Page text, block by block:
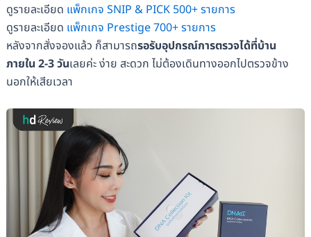
ดูรายละเอียด แพ็กเกจ SNIP & PICK 500+ รายการ
ดูรายละเอียด แพ็กเกจ Prestige 700+ รายการ
หลังจากสั่งจองแล้ว ก็สามารถรอรับอุปกรณ์การตรวจได้ที่บ้าน
ภายใน 2-3 วันเลยค่ะ ง่าย สะดวก ไม่ต้องเดินทางออกไปตรวจข้าง
นอกให้เสียเวลา